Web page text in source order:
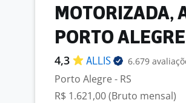
MOTORIZADA,
PORTO ALEGRE
4,3 ALLIS 6.679
Porto Alegre - RS
R$ 1.621,00 (Bruto mensal)